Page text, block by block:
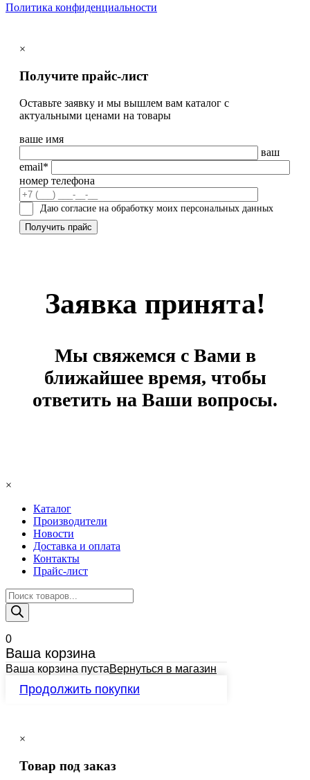
Политика конфиденциальности
×
Получите прайс-лист
Оставьте заявку и мы вышлем вам каталог с
актуальными ценами на товары
ваше имя
ваш
email*
номер телефона
Даю согласие на обработку моих персональных данных
Заявка принята!
Мы свяжемся с Вами в
ближайшее время, чтобы
ответить на Ваши вопросы.
×
Каталог
Производители
Новости
Доставка и оплата
Контакты
Прайс-лист
Поиск
товаров
0
Ваша корзина
Ваша корзина пустаВернуться в магазин
Продолжить покупки
×
Товар под заказ